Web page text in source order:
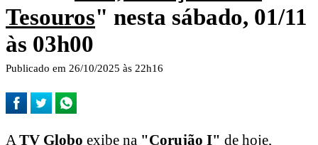
Tesouros" nesta sábado, 01/11
às 03h00
Publicado em 26/10/2025 às 22h16
A TV Globo exibe na "Corujão I" de hoje,